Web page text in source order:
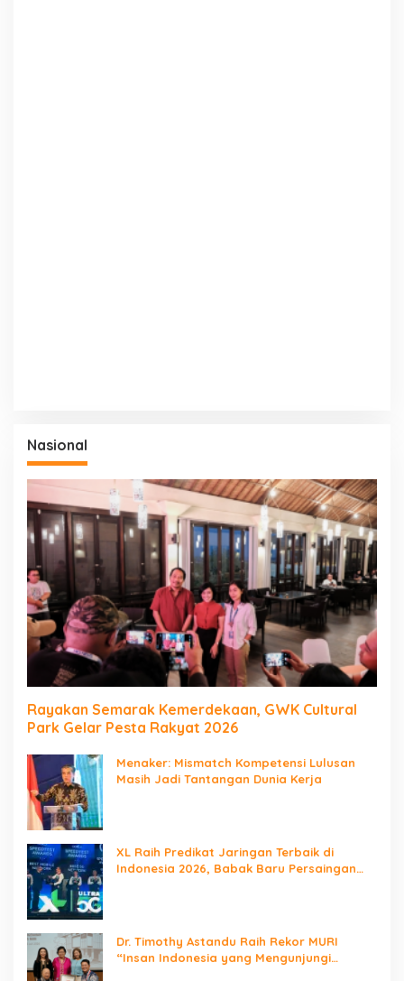
Nasional
Rayakan Semarak Kemerdekaan, GWK Cultural
Park Gelar Pesta Rakyat 2026
Menaker: Mismatch Kompetensi Lulusan
Masih Jadi Tantangan Dunia Kerja
XL Raih Predikat Jaringan Terbaik di
Indonesia 2026, Babak Baru Persaingan
Dr. Timothy Astandu Raih Rekor MURI
“Insan Indonesia yang Mengunjungi